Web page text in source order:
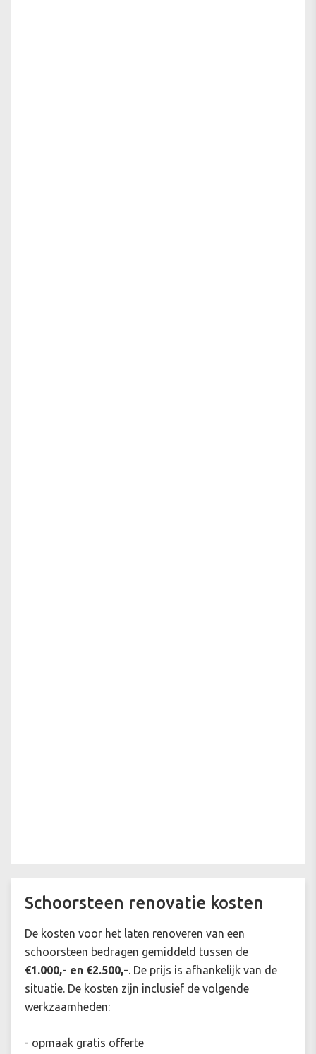
Schoorsteen renovatie kosten
De kosten voor het laten renoveren van een
schoorsteen bedragen gemiddeld tussen de
€1.000,- en €2.500,-. De prijs is afhankelijk van de
situatie. De kosten zijn inclusief de volgende
werkzaamheden:
- opmaak gratis offerte